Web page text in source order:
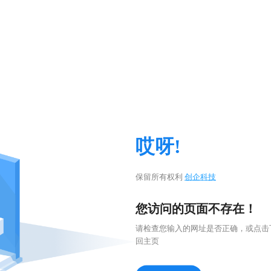
哎呀!
保留所有权利 创企科技
您访问的页面不存在！
请检查您输入的网址是否正确，或点
回主页